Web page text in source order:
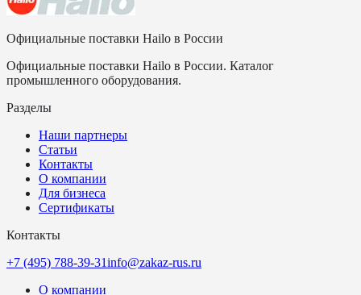
Официальные поставки Hailo в России
Официальные поставки Hailo в России. Каталог
промышленного оборудования.
Разделы
Наши партнеры
Статьи
Контакты
О компании
Для бизнеса
Сертификаты
Контакты
+7 (495) 788-39-31info@zakaz-rus.ru
О компании